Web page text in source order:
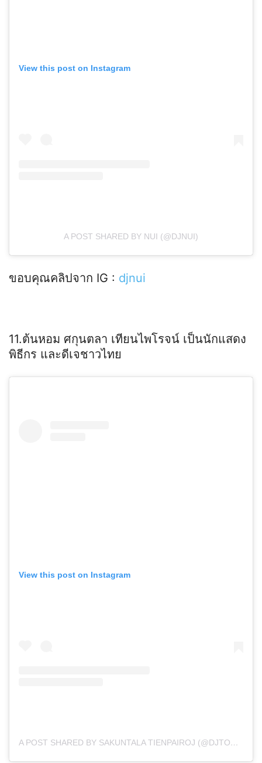
View this post on Instagram
A POST SHARED BY NUI (@DJNUI)
ขอบคุณคลิปจาก IG : djnui
11.ต้นหอม ศกุนตลา เทียนไพโรจน์ เป็นนักแสดง
พิธีกร และดีเจชาวไทย
View this post on Instagram
A POST SHARED BY SAKUNTALA TIENPAIROJ (@DJTONHORM)